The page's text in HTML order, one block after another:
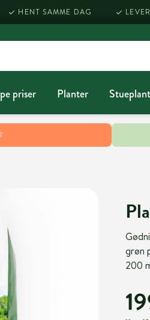
HENT SAMME DAG
priser Planter
grøn
200